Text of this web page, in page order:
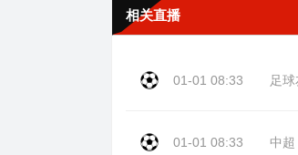
相关直播
01-01 08:33 足
01-01 08:33 中超